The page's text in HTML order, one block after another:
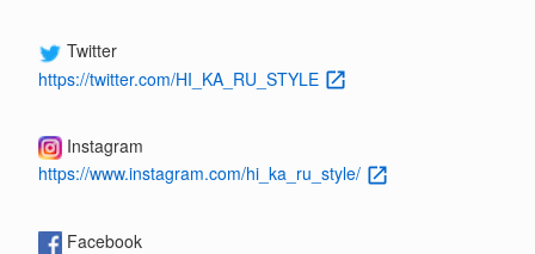
Twitter
https://twitter.com/HI_KA_RU_STYLE
Instagram
https://www.instagram.com/hi_ka_ru_style/
Facebook